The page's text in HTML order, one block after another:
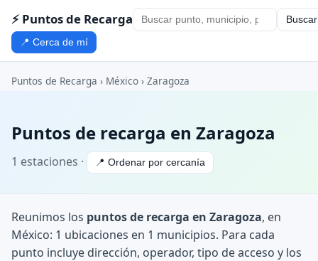
⚡ Puntos de Recarga Buscar
📍 Cerca de mí
Puntos de Recarga › México › Zaragoza
Puntos de recarga en Zaragoza
1 estaciones · 📍 Ordenar por cercanía
Reunimos los puntos de recarga en Zaragoza, en
México: 1 ubicaciones en 1 municipios. Para cada
punto incluye dirección, operador, tipo de acceso y los